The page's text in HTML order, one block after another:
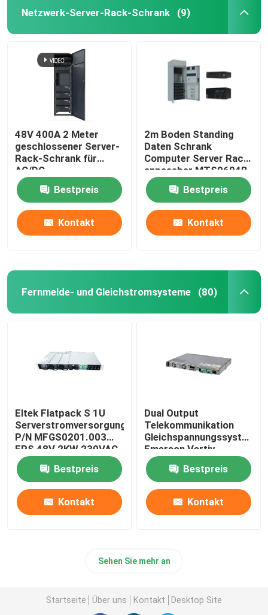
Netzwerk-Server-Rack-Schrank (9)
48V 400A 2 Meter
geschlossener Server-
Rack-Schrank für
AC/DC-
Stromversorgungssystem
MTS9604B-N20B1
Bestpreis
Kontakt
2m Boden Standing
Daten Schrank
Computer Server Rack
anpassbar MTS9604B-
N20B1
Bestpreis
Kontakt
Fernmelde- und Gleichstromsysteme (80)
Eltek Flatpack S 1U
Serverstromversorgung
P/N MFGS0201.003
FPS 48V 2KW 230VAC
BD
Bestpreis
Kontakt
Dual Output
Telekommunikation
Gleichspannungssysteme
Emerson Vertiv
Netsure 212 C23 20A
48V
Bestpreis
Kontakt
Sehen Sie mehr an
Startseite Über uns Kontakt Desktop Site